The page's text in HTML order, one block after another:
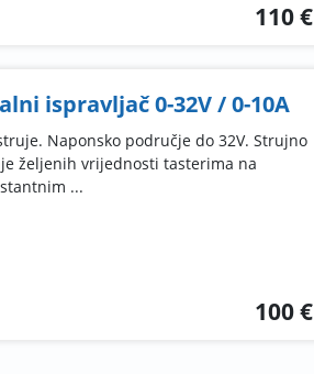
110 €
ispravljač 0-32V / 0-10A
Naponsko područje do 32V. Strujno
željenih vrijednosti tasterima na
...
100 €